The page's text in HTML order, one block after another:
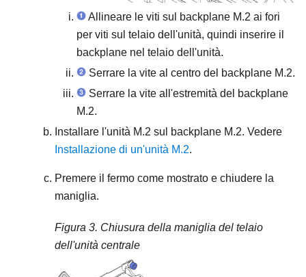
Allineare le viti sul backplane M.2 ai fori
per viti sul telaio dell'unità, quindi inserire il
backplane nel telaio dell'unità.
Serrare la vite al centro del backplane M.2.
Serrare la vite all'estremità del backplane
M.2.
Installare l'unità M.2 sul backplane M.2. Vedere
Installazione di un'unità M.2.
Premere il fermo come mostrato e chiudere la
maniglia.
Figura 3. Chiusura della maniglia del telaio
dell'unità centrale